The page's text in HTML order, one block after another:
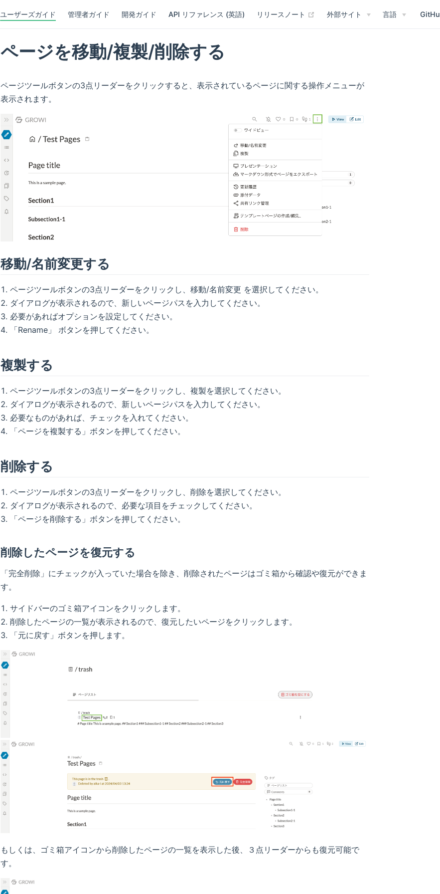
ユーザーズガイド 管理者ガイド 開発ガイド API リファレンス (英語) リリースノート (opens new window)
外部サイト 言語
ページを移動/複製/削除する
ページツールボタンの3点リーダーをクリックすると、表示されているページに関する操作メニューが
表示されます。
移動/名前変更する
ページツールボタンの3点リーダーをクリックし、移動/名前変更 を選択してください。
ダイアログが表示されるので、新しいページパスを入力してください。
必要があればオプションを設定してください。
「Rename」 ボタンを押してください。
複製する
ページツールボタンの3点リーダーをクリックし、複製を選択してください。
ダイアログが表示されるので、新しいページパスを入力してください。
必要なものがあれば、チェックを入れてください。
「ページを複製する」ボタンを押してください。
削除する
ページツールボタンの3点リーダーをクリックし、削除を選択してください。
ダイアログが表示されるので、必要な項目をチェックしてください。
「ページを削除する」ボタンを押してください。
削除したページを復元する
「完全削除」にチェックが入っていた場合を除き、削除されたページはゴミ箱から確認や復元ができま
す。
サイドバーのゴミ箱アイコンをクリックします。
削除したページの一覧が表示されるので、復元したいページをクリックします。
「元に戻す」ボタンを押します。
もしくは、ゴミ箱アイコンから削除したページの一覧を表示した後、３点リーダーからも復元可能で
す。